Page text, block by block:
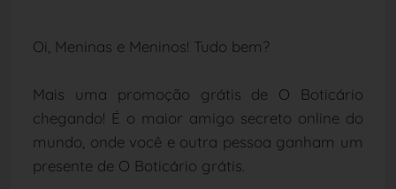
Oi, Meninas e Meninos! Tudo bem?
Mais uma promoção grátis de O Boticário
chegando! É o maior amigo secreto online do
mundo, onde você e outra pessoa ganham um
presente de O Boticário grátis.